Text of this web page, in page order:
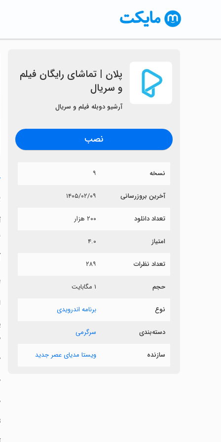
‏‏‏‏پلان | تماشای رایگان فیلم
و سریال
آرشیو دوبله فیلم و سریال
نصب
نسخه ۹
آخرین بروزرسانی ۱۴۰۵/۰۲/۰۹
تعداد دانلود ۲۰۰ هزار
امتیاز ۴.۰
تعداد نظرات ۲۸۹
حجم ۱ مگابایت
نوع برنامه اندرویدی
دسته‌بندی سرگرمی
سازنده ویستا مدیای عصر جدید